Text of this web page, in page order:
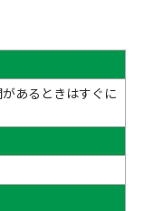
あるときはすぐに